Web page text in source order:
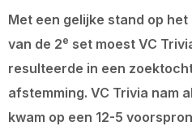
Met een gelijke stand op
van de 2e set moest VC
resulteerde in een
afstemming. VC Trivia nam
kwam op een 12-5